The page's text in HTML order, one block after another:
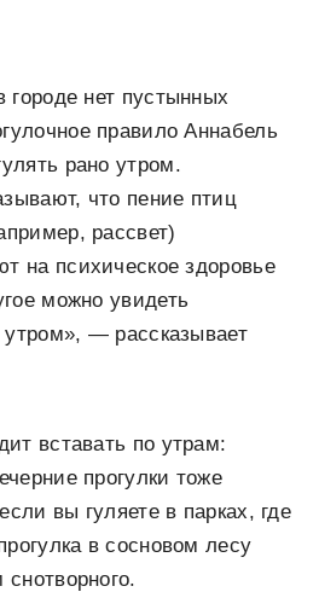
городе нет пустынных
правило Аннабель
рано утром.
что пение птиц
рассвет)
на психическое здоровье
можно увидеть
— рассказывает
вставать по утрам:
прогулки тоже
вы гуляете в парках, где
в сосновом лесу
снотворного.